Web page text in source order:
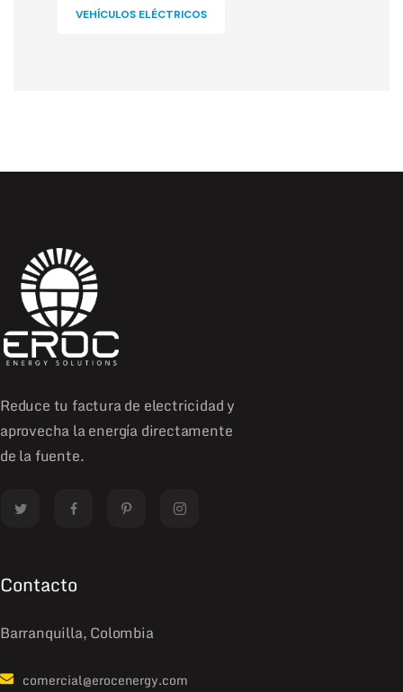
VEHÍCULOS ELÉCTRICOS
Reduce tu factura de electricidad y
aprovecha la energía directamente
de la fuente.
Contacto
Barranquilla, Colombia
comercial@erocenergy.com